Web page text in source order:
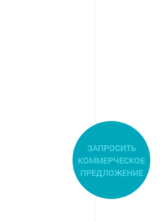
ЗАПРОСИТЬ
КОММЕРЧЕСКОЕ
ПРЕДЛОЖЕНИЕ